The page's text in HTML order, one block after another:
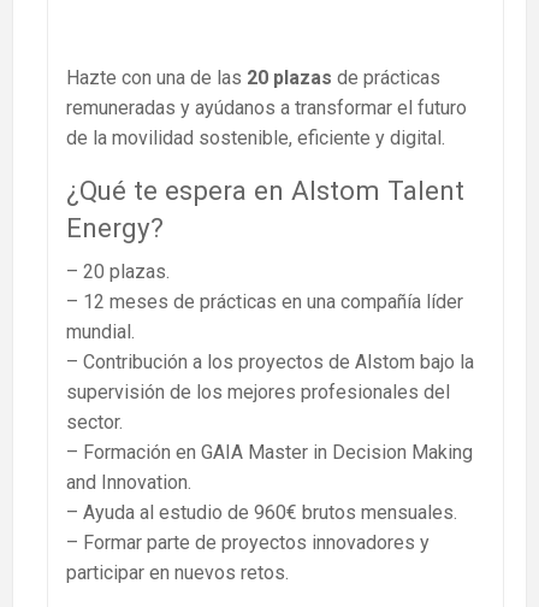
Hazte con una de las 20 plazas de prácticas
remuneradas y ayúdanos a transformar el futuro
de la movilidad sostenible, eficiente y digital.
¿Qué te espera en Alstom Talent
Energy?
– 20 plazas.
– 12 meses de prácticas en una compañía líder
mundial.
– Contribución a los proyectos de Alstom bajo la
supervisión de los mejores profesionales del
sector.
– Formación en GAIA Master in Decision Making
and Innovation.
– Ayuda al estudio de 960€ brutos mensuales.
– Formar parte de proyectos innovadores y
participar en nuevos retos.